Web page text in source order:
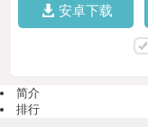
安卓下载
简介
排行